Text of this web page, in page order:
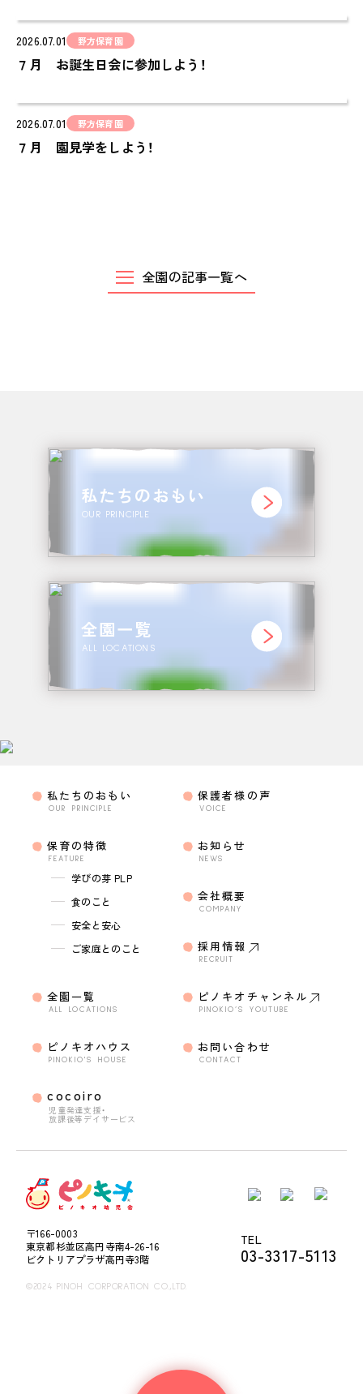
保護者様の声
VOICE
NEWS
会社概要
COMPANY
2026.07.01 野方保育園
７月 お誕生日会に参加しよう！
2026.07.01 野方保育園
７月 園見学をしよう！
全園の記事一覧へ
私たちのおもい
OUR PRINCIPLE
全園一覧
ALL LOCATIONS
〒166-0003
東京都杉並区高円寺南4-26-16
ビクトリアプラザ高円寺3階
TEL
03-3317-5113
©2024 PINOH CORPORATION CO.,LTD.
私たちのおもい
OUR PRINCIPLE
保育の特徴
FEATURE
学びの芽 PLP
食のこと
安全と安心
ご家庭とのこと
全園一覧
ALL LOCATIONS
ピノキオハウス
PINOKIO'S HOUSE
cocoiro
児童発達支援・
放課後等デイサービス
保護者様の声
VOICE
お知らせ
NEWS
会社概要
COMPANY
採用情報
RECRUIT
ピノキオチャンネル
PINOKIO’S YOUTUBE
お問い合わせ
CONTACT